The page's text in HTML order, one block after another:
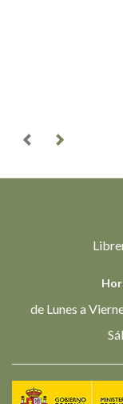
de Lunes a